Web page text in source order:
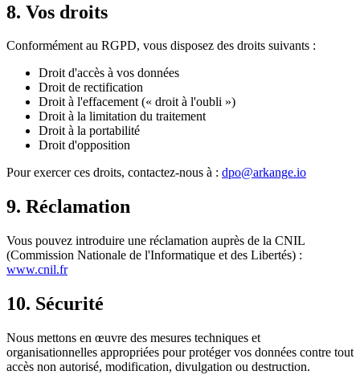
8. Vos droits
Conformément au RGPD, vous disposez des droits suivants :
Droit d'accès à vos données
Droit de rectification
Droit à l'effacement (« droit à l'oubli »)
Droit à la limitation du traitement
Droit à la portabilité
Droit d'opposition
Pour exercer ces droits, contactez-nous à : dpo@arkange.io
9. Réclamation
Vous pouvez introduire une réclamation auprès de la CNIL
(Commission Nationale de l'Informatique et des Libertés) :
www.cnil.fr
10. Sécurité
Nous mettons en œuvre des mesures techniques et
organisationnelles appropriées pour protéger vos données contre tout
accès non autorisé, modification, divulgation ou destruction.